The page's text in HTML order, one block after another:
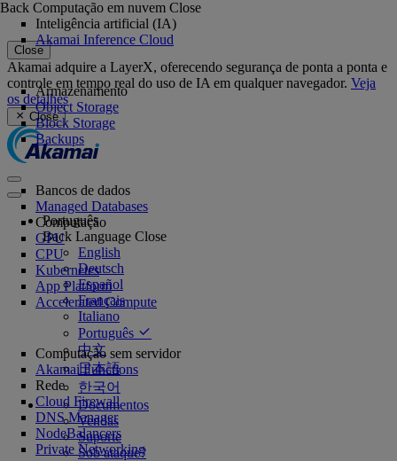
Close
Akamai adquire a LayerX, oferecendo segurança de ponta a ponta e
controle em tempo real do uso de IA em qualquer navegador. Veja
os detalhes
Close
Português
Back Language Close
English
Deutsch
Español
Français
Italiano
Português
中文
日本語
한국어
Documentos
Vendas
Suporte
Sob ataque?
Back Computação em nuvem Close
Inteligência artificial (IA)
Akamai Inference Cloud
Armazenamento
Object Storage
Block Storage
Backups
Bancos de dados
Managed Databases
Computação
GPU
CPU
Kubernetes
App Platform
Accelerated Compute
Computação sem servidor
Akamai Functions
Rede
Cloud Firewall
DNS Manager
NodeBalancers
Private Networking